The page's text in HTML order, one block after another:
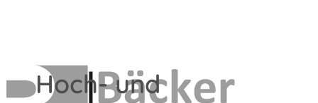
Hoch- und